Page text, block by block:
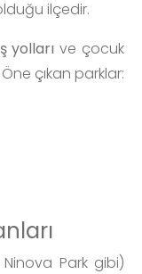
ilçedir.
yolları ve çocuk
çıkan parklar:
Ninova Park gibi)